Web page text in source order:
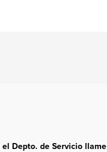
Depto. de Servicio llame